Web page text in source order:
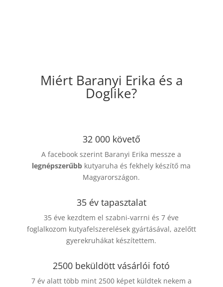
Miért Baranyi Erika és a
Doglike?
32 000 követő
A facebook szerint Baranyi Erika messze a
legnépszerűbb kutyaruha és fekhely készítő ma
Magyarországon.
35 év tapasztalat
35 éve kezdtem el szabni-varrni és 7 éve
foglalkozom kutyafelszerelések gyártásával, azelőtt
gyerekruhákat készítettem.
2500 beküldött vásárlói fotó
7 év alatt több mint 2500 képet küldtek nekem a